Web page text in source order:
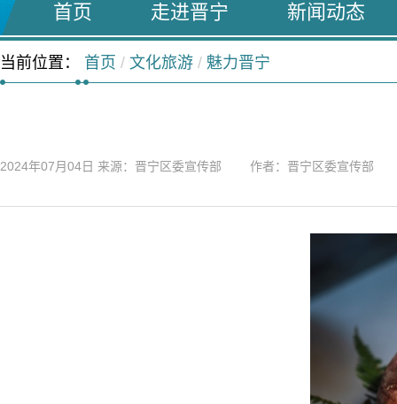
首页 走进晋宁 新闻动态
当前位置： 首页 / 文化旅游 / 魅力晋宁
2024年07月04日 来源：晋宁区委宣传部 作者：晋宁区委宣传部